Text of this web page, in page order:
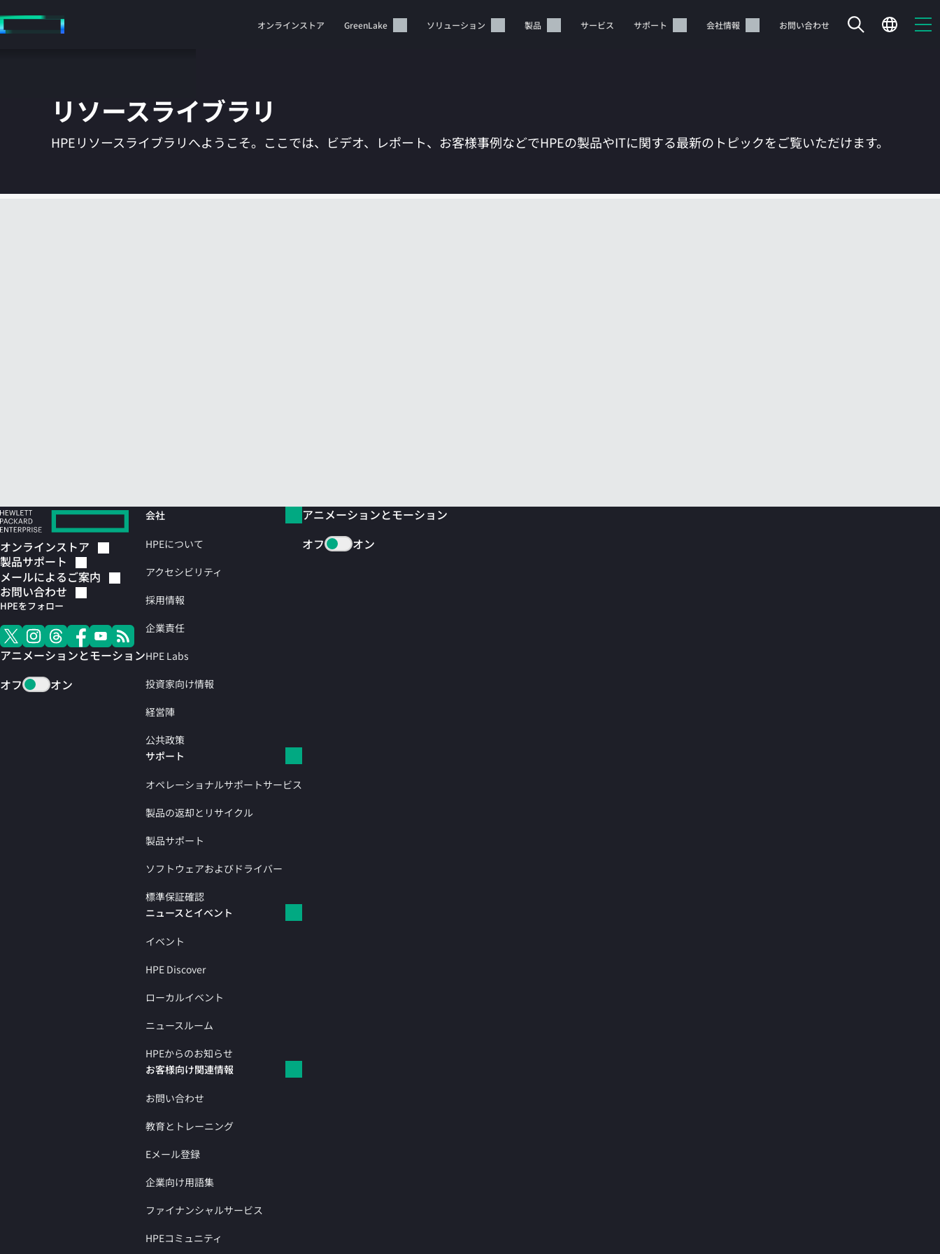
イ
ッ
オンラインストア GreenLake ソリューション 製品 サービス サポート 会社情報 お問い合わせ
カートは空です
リソースライブラリ
HPEリソースライブラリへようこそ。ここでは、ビデオ、レポート、お客様事例などでHPEの製品やITに関する最新のトピックをご覧いただけます。
オンラインストア
製品サポート
メールによるご案内
お問い合わせ
HPEをフォロー
アニメーションとモーション
オフ
オン
会社
HPEについて
アクセシビリティ
採用情報
企業責任
HPE Labs
投資家向け情報
経営陣
公共政策
サポート
オペレーショナルサポートサービス
製品の返却とリサイクル
製品サポート
ソフトウェアおよびドライバー
標準保証確認
ニュースとイベント
イベント
HPE Discover
ローカルイベント
ニュースルーム
HPEからのお知らせ
お客様向け関連情報
お問い合わせ
教育とトレーニング
Eメール登録
企業向け用語集
ファイナンシャルサービス
HPEコミュニティ
アニメーションとモーション
オフ
オン